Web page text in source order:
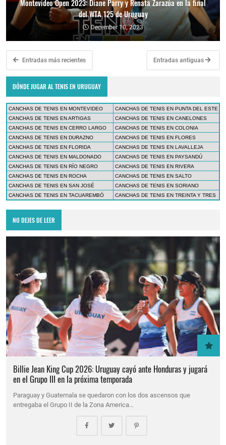
Montevideo Open 2023: Diane Parry y Renata Zarazúa en la final
del WTA 125 de Uruguay
December 10, 2023
Entradas más recientes Entradas antiguas
DÓNDE JUGAR AL TENIS EN URUGUAY
CANCHAS DE TENIS EN MONTEVIDEO
CANCHAS DE TENIS EN PUNTA DEL ESTE
CANCHAS DE TENIS EN ARTIGAS
CANCHAS DE TENIS EN CANELONES
CANCHAS DE TENIS EN CERRO LARGO
CANCHAS DE TENIS EN COLONIA
CANCHAS DE TENIS EN DURAZNO
CANCHAS DE TENIS EN FLORES
CANCHAS DE TENIS EN FLORIDA
CANCHAS DE TENIS EN LAVALLEJA
CANCHAS DE TENIS EN MALDONADO
CANCHAS DE TENIS EN PAYSANDÚ
CANCHAS DE TENIS EN RÍO NEGRO
CANCHAS DE TENIS EN RIVERA
CANCHAS DE TENIS EN ROCHA
CANCHAS DE TENIS EN SALTO
CANCHAS DE TENIS EN SAN JOSÉ
CANCHAS DE TENIS EN SORIANO
CANCHAS DE TENIS EN TACUAREMBÓ
CANCHAS DE TENIS EN TREINTA Y TRES
NO DEJES DE LEER
Billie Jean King Cup 2026: Uruguay cayó ante Honduras y jugará
en el Grupo III en la próxima temporada
Paraguay y Guatemala se quedaron con los dos ascensos que
entregaba el Grupo II de la Zona America…